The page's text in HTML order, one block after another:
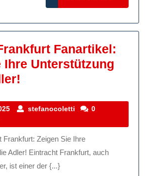
MORE
Fanartikel:
Ihre Unterstützung
Fanartikel:
Sie
Ihre
Unterstützung
16
2025
stefanocoletti stefanocoletti
0
Adler! Eintracht Frankfurt, auch
ist einer der {...}